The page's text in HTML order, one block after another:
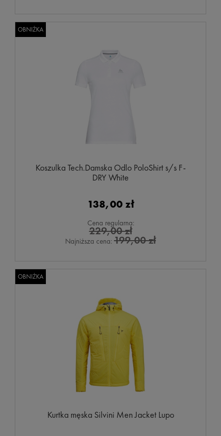
Koszulka Tech.Damska Odlo PoloShirt s/s F-
DRY White
138,00 zł
Cena regularna:
229,00 zł
Najniższa cena: 199,00 zł
OBNIŻKA
Kurtka męska Silvini Men Jacket Lupo
OBNIŻKA